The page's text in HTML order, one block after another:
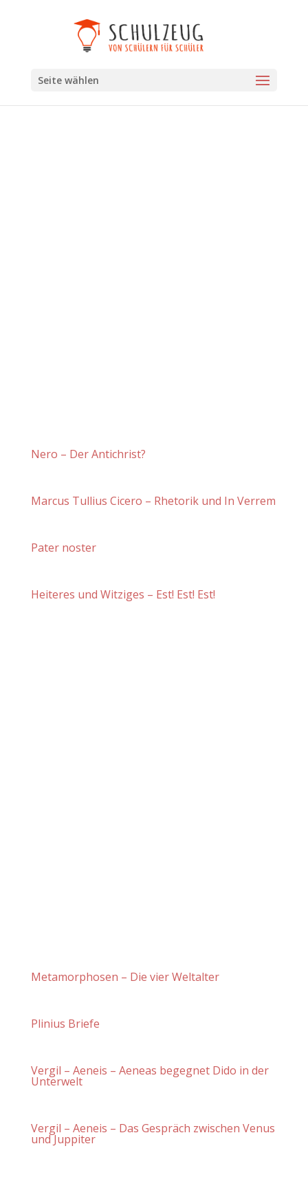
Seite wählen
Nero – Der Antichrist?
Marcus Tullius Cicero – Rhetorik und In Verrem
Pater noster
Heiteres und Witziges – Est! Est! Est!
Metamorphosen – Die vier Weltalter
Plinius Briefe
Vergil – Aeneis – Aeneas begegnet Dido in der
Unterwelt
Vergil – Aeneis – Das Gespräch zwischen Venus
und Juppiter